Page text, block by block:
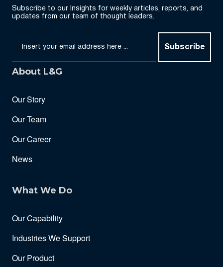
Subscribe to our Insights for weekly articles, reports, and
updates from our team of thought leaders.
Subscribe
About L&G
Our Story
Our Team
Our Career
News
What We Do
Our Capability
Industries We Support
Our Product